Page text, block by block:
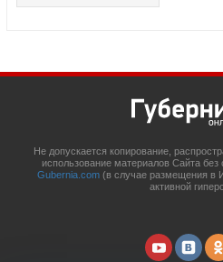
Не допускается копирование,
использование материалов Сайта
Gubernia.com (в случае размещения в
активной